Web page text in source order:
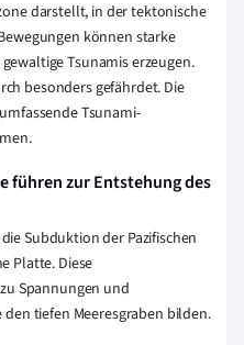
darstellt, in der tektonische
können starke
Tsunamis erzeugen.
besonders gefährdet. Die
Tsunami-
führen zur Entstehung des
Subduktion der Pazifischen
Platte. Diese
Spannungen und
tiefen Meeresgraben bilden.